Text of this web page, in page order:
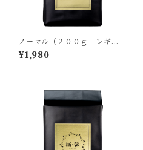
ノーマル（２００ｇ レギュ
ラー）デカフェコーヒー99.
9%Cut / Brazil No.2/3 S17/
¥1,980